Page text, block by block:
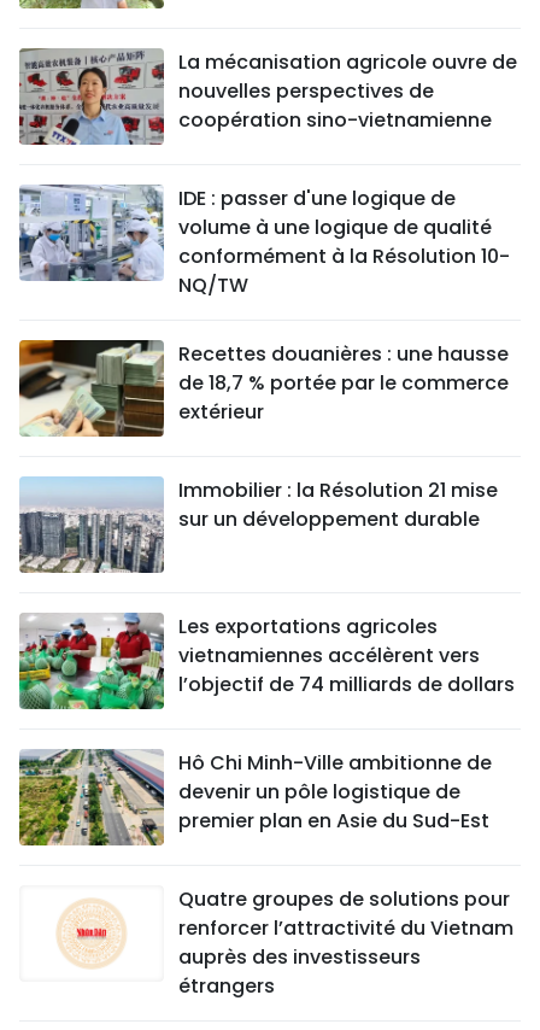
La mécanisation agricole ouvre de
nouvelles perspectives de
coopération sino-vietnamienne
IDE : passer d'une logique de
volume à une logique de qualité
conformément à la Résolution 10-
NQ/TW
Recettes douanières : une hausse
de 18,7 % portée par le commerce
extérieur
Immobilier : la Résolution 21 mise
sur un développement durable
Les exportations agricoles
vietnamiennes accélèrent vers
l’objectif de 74 milliards de dollars
Hô Chi Minh-Ville ambitionne de
devenir un pôle logistique de
premier plan en Asie du Sud-Est
Quatre groupes de solutions pour
renforcer l’attractivité du Vietnam
auprès des investisseurs
étrangers